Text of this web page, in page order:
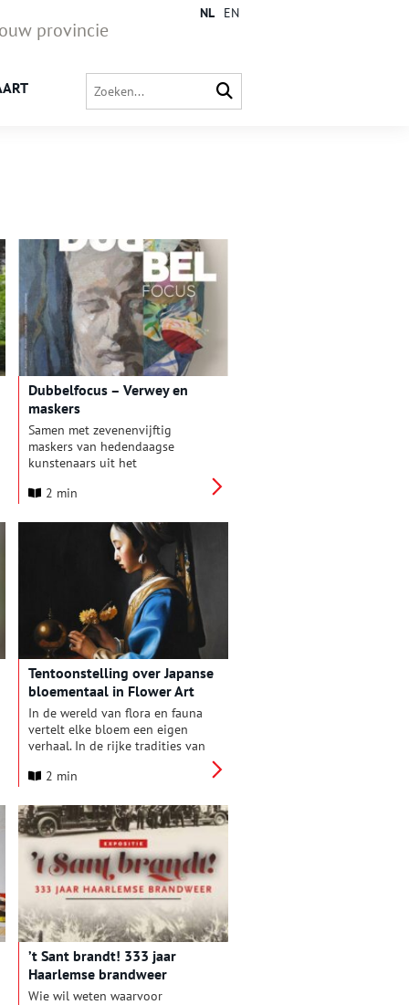
provincie
NL EN
Dubbelfocus – Verwey en
maskers
Samen met zevenenvijftig
maskers van hedendaagse
kunstenaars uit het
(SOTT) toont Dubbelfocus –
van (zelf)portretten van Kees
Verwey (1900-1995). Portretten
van sculpturen, gezichten,
maskers en koppen van dieren
zijn een terugkerend onderwerp
in het artistieke oeuvre van
Verwey.
2 min
Tentoonstelling over Japanse
bloementaal in Flower Art
Museum
In de wereld van flora en fauna
vertelt elke bloem een eigen
verhaal. In de rijke tradities van
naar een hoger niveau getild
Hanakotoba, de Japanse
bloementaal. Bloemen spreken
hierin zonder woorden en
dragen diepgaande
betekenissen en emoties over.
Dit is het onderwerp van een
nieuwe tentoonstelling in het
Flower Art Museum in Aalsmeer,
te zien vanaf zondag 26 mei.
2 min
’t Sant brandt! 333 jaar
Haarlemse brandweer
Wie wil weten waarvoor